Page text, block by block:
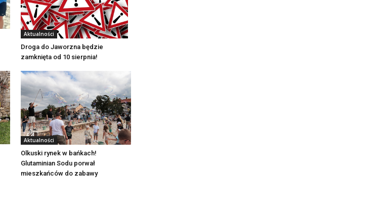
Aktualności
Droga do Jaworzna będzie
zamknięta od 10 sierpnia!
Aktualności
Olkuski rynek w bańkach!
Glutaminian Sodu porwał
mieszkańców do zabawy